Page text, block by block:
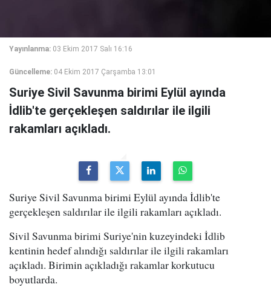
Yayınlanma: 03 Ekim 2017 Salı 16:16
Güncelleme: 04 Ekim 2017 Çarşamba 13:01
Suriye Sivil Savunma birimi Eylül ayında
İdlib'te gerçekleşen saldırılar ile ilgili
rakamları açıkladı.
Suriye Sivil Savunma birimi Eylül ayında İdlib'te
gerçekleşen saldırılar ile ilgili rakamları açıkladı.
Sivil Savunma birimi Suriye'nin kuzeyindeki İdlib
kentinin hedef alındığı saldırılar ile ilgili rakamları
açıkladı. Birimin açıkladığı rakamlar korkutucu
boyutlarda.